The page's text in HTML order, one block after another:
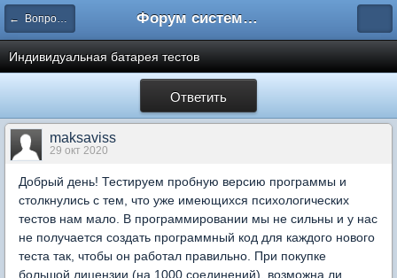
← Вопросы составления тестов Форум системы тестирования INDIGO
Индивидуальная батарея тестов
Ответить
maksaviss
29 окт 2020
Добрый день! Тестируем пробную версию программы и
столкнулись с тем, что уже имеющихся психологических
тестов нам мало. В программировании мы не сильны и у нас
не получается создать программный код для каждого нового
теста так, чтобы он работал правильно. При покупке
большой лицензии (на 1000 соединений), возможна ли